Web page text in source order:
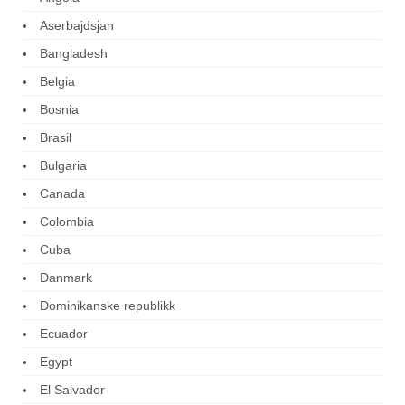
Aserbajdsjan
Bangladesh
Belgia
Bosnia
Brasil
Bulgaria
Canada
Colombia
Cuba
Danmark
Dominikanske republikk
Ecuador
Egypt
El Salvador